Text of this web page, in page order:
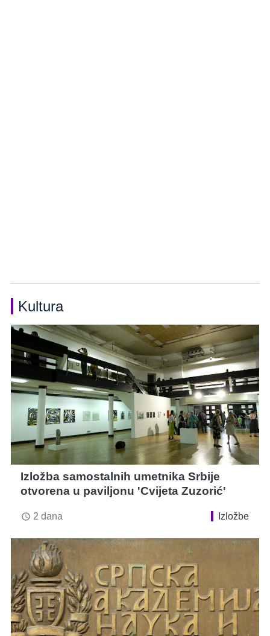
Kultura
Izložba samostalnih umetnika Srbije
otvorena u paviljonu 'Cvijeta Zuzorić'
access_time 2 dana Izložbe